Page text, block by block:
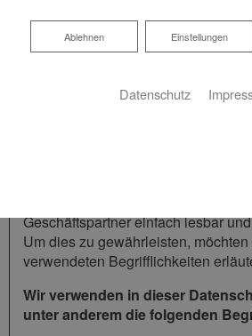
Die Datenschutzerklärung der Koch
Geschäftspartner einfach lesbar
Um dies zu gewährleisten,
verwendeten Begrifflichkeiten
Wir verwenden in dieser
unter anderem die folgenden
Einstellungen
Ablehnen
Ablehnen
Datenschutz